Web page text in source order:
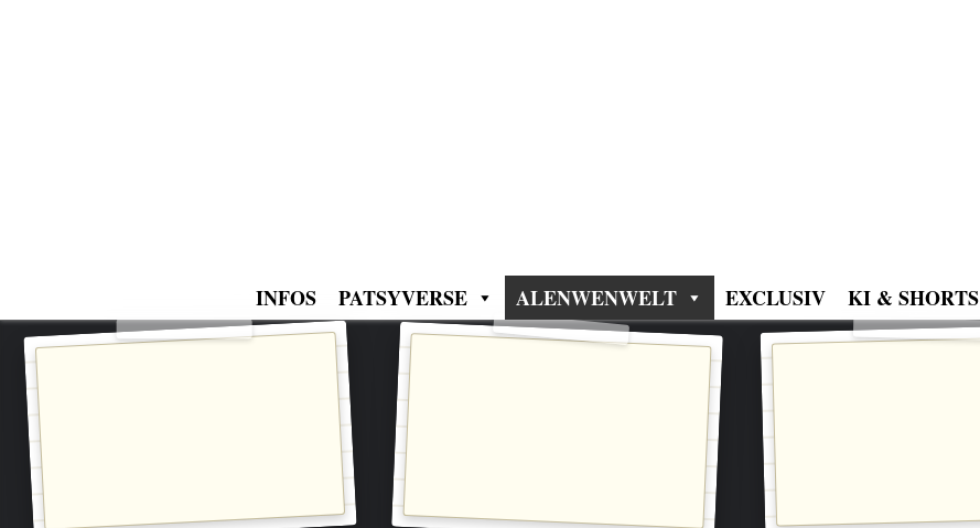
INFOS PATSYVERSE ALENWENWELT EXCLUSIV KI & SHORTS